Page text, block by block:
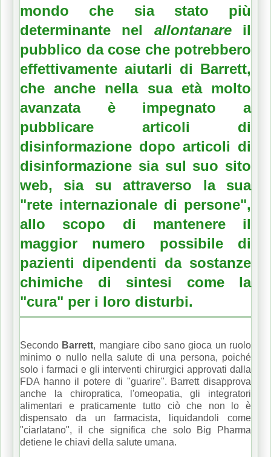
mondo che sia stato più
determinante nel allontanareil
pubblico da cose che potrebbero
effettivamente aiutarli di Barrett,
che anche nella sua età molto
avanzata è impegnato a
pubblicare articoli di
disinformazione dopo articoli di
disinformazione sia sul suo sito
web, sia su attraverso la sua
"rete internazionale di persone",
allo scopo di mantenere il
maggior numero possibile di
pazienti dipendenti da sostanze
chimiche di sintesi come la
"cura" per i loro disturbi.
Secondo Barrett, mangiare cibo sano gioca un ruolo
minimo o nullo nella salute di una persona, poiché
solo i farmaci e gli interventi chirurgici approvati dalla
FDA hanno il potere di "guarire". Barrett disapprova
anche la chiropratica, l'omeopatia, gli integratori
alimentari e praticamente tutto ciò che non lo è
dispensato da un farmacista, liquidandoli come
"ciarlatano", il che significa che solo Big Pharma
detiene le chiavi della salute umana.